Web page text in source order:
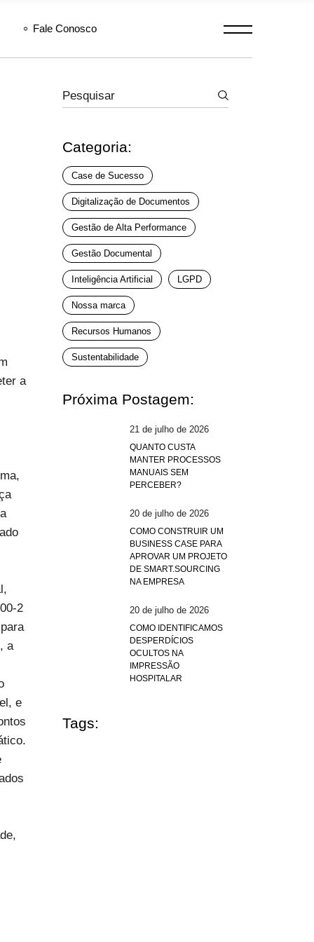
Fale Conosco
a
2
a
e
Categoria:
Case de Sucesso
Digitalização de Documentos
Gestão de Alta Performance
Gestão Documental
Inteligência Artificial LGPD
Nossa marca
Recursos Humanos
Sustentabilidade
Próxima Postagem:
21 de julho de 2026
QUANTO CUSTA
MANTER PROCESSOS
MANUAIS SEM
PERCEBER?
20 de julho de 2026
COMO CONSTRUIR UM
BUSINESS CASE PARA
APROVAR UM PROJETO
DE SMART.SOURCING
NA EMPRESA
20 de julho de 2026
COMO IDENTIFICAMOS
DESPERDÍCIOS
OCULTOS NA
IMPRESSÃO
HOSPITALAR
Tags: